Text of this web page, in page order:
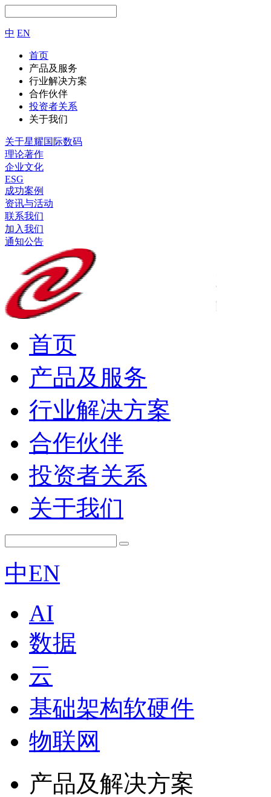
中 EN
首页
产品及服务
行业解决方案
合作伙伴
投资者关系
关于我们
关于星耀国际数码
理论著作
企业文化
ESG
成功案例
资讯与活动
联系我们
加入我们
通知公告
首页
产品及服务
行业解决方案
合作伙伴
投资者关系
关于我们
中EN
AI
数据
云
基础架构软硬件
物联网
产品及解决方案